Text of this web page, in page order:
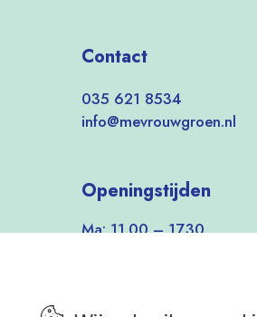
Contact
035 621 8534
info@mevrouwgroen.nl
Openingstijden
Ma: 11.00 – 17.30